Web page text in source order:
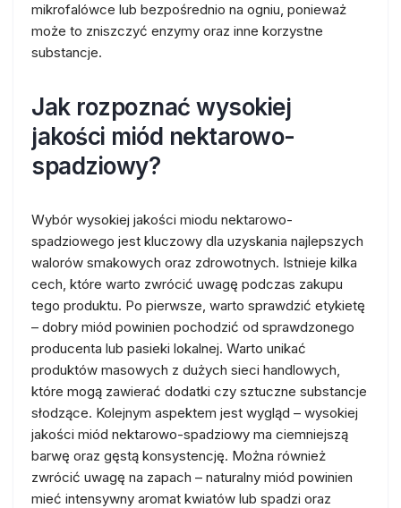
mikrofalówce lub bezpośrednio na ogniu, ponieważ
może to zniszczyć enzymy oraz inne korzystne
substancje.
Jak rozpoznać wysokiej
jakości miód nektarowo-
spadziowy?
Wybór wysokiej jakości miodu nektarowo-
spadziowego jest kluczowy dla uzyskania najlepszych
walorów smakowych oraz zdrowotnych. Istnieje kilka
cech, które warto zwrócić uwagę podczas zakupu
tego produktu. Po pierwsze, warto sprawdzić etykietę
– dobry miód powinien pochodzić od sprawdzonego
producenta lub pasieki lokalnej. Warto unikać
produktów masowych z dużych sieci handlowych,
które mogą zawierać dodatki czy sztuczne substancje
słodzące. Kolejnym aspektem jest wygląd – wysokiej
jakości miód nektarowo-spadziowy ma ciemniejszą
barwę oraz gęstą konsystencję. Można również
zwrócić uwagę na zapach – naturalny miód powinien
mieć intensywny aromat kwiatów lub spadzi oraz